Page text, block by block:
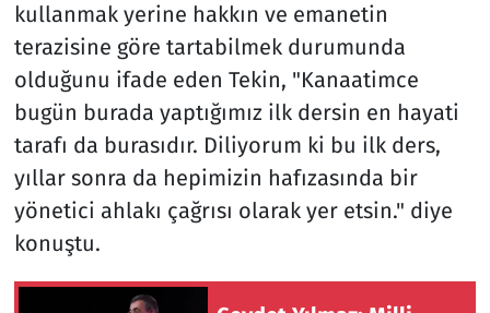
kullanmak yerine hakkın ve emanetin
terazisine göre tartabilmek durumunda
olduğunu ifade eden Tekin, "Kanaatimce
bugün burada yaptığımız ilk dersin en hayati
tarafı da burasıdır. Diliyorum ki bu ilk ders,
yıllar sonra da hepimizin hafızasında bir
yönetici ahlakı çağrısı olarak yer etsin." diye
konuştu.